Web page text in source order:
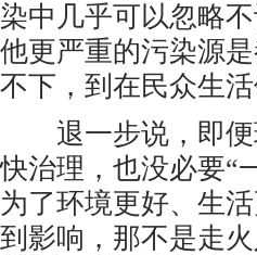
染中几乎可以忽略
他更严重的污染源
不下，到在民众生
退一步说，即便
快治理，也没必要“
为了环境更好、生
到影响，那不是走